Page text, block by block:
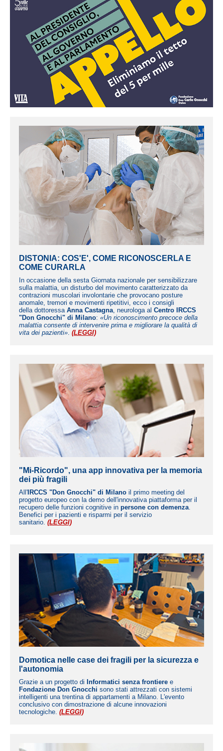
DISTONIA: COS'E', COME RICONOSCERLA E
COME CURARLA
In occasione della sesta Giornata nazionale per sensibilizzare
sulla malattia, un disturbo del movimento caratterizzato da
contrazioni muscolari involontarie che provocano posture
anomale, tremori e movimenti ripetitivi, ecco i consigli
della dottoressa Anna Castagna, neurologa al Centro IRCCS
"Don Gnocchi" di Milano: «Un riconoscimento precoce della
malattia consente di intervenire prima e migliorare la qualità di
vita dei pazienti». (LEGGI)
"Mi-Ricordo", una app innovativa per la memoria
dei più fragili
All' IRCCS "Don Gnocchi" di Milano il primo meeting del
progetto europeo con la demo dell'innovativa piattaforma per il
recupero delle funzioni cognitive in persone con demenza.
Benefici per i pazienti e risparmi per il servizio
sanitario. (LEGGI)
Domotica nelle case dei fragili per la sicurezza e
l'autonomia
Grazie a un progetto di Informatici senza frontiere e
Fondazione Don Gnocchi sono stati attrezzati con sistemi
intelligenti una trentina di appartamenti a Milano. L'evento
conclusivo con dimostrazione di alcune innovazioni
tecnologiche. (LEGGI)